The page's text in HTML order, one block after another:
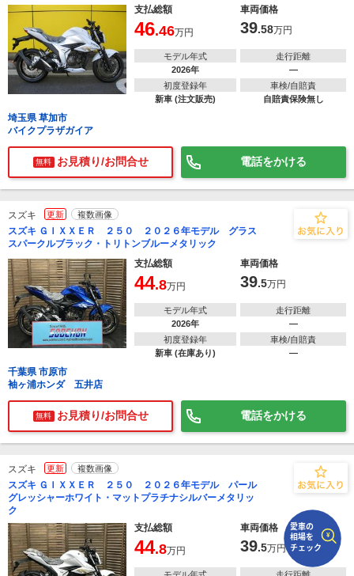
支払総額
車両価格
46.46万円 39.58万円
モデル年式
2026年
走行距離
―
初度登録年
新車 (注文販売)
車検/自賠責
自賠責保険無し
埼玉県 草加市
バイクプラザガイア
無料 お見積り/お問合せ 電話をかける
スズキ 更新 複数画像
スズキ ＧＩＸＸＥＲ ２５０ ２０２６年モデル グラス
スパークルブラック・トリトンブルーメタリック
支払総額
車両価格
44.8万円 39.5万円
モデル年式
2026年
走行距離
―
初度登録年
新車 (在庫あり)
車検/自賠責
―
千葉県 市原市
袖ヶ浦ホンダ 五井店
無料 お見積り/お問合せ 電話をかける
スズキ 更新 複数画像
スズキ ＧＩＸＸＥＲ ２５０ ２０２６年モデル パール
グレッシャーホワイト・マットプラチナシルバーメタリッ
ク
支払総額
車両価格
44.8万円 39.5万円
相場をチェック！
車種選択するだけ、かんたん相場検索
まずはメーカーを選択する
排気量
型式(任意)
走行距離(任意)